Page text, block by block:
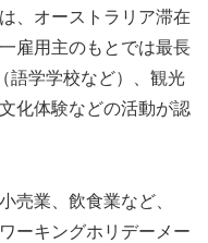
、オーストラリア滞在
雇用主のもとでは最長
語学学校など）、観光
化体験などの活動が認
売業、飲食業など、
ーキングホリデーメー